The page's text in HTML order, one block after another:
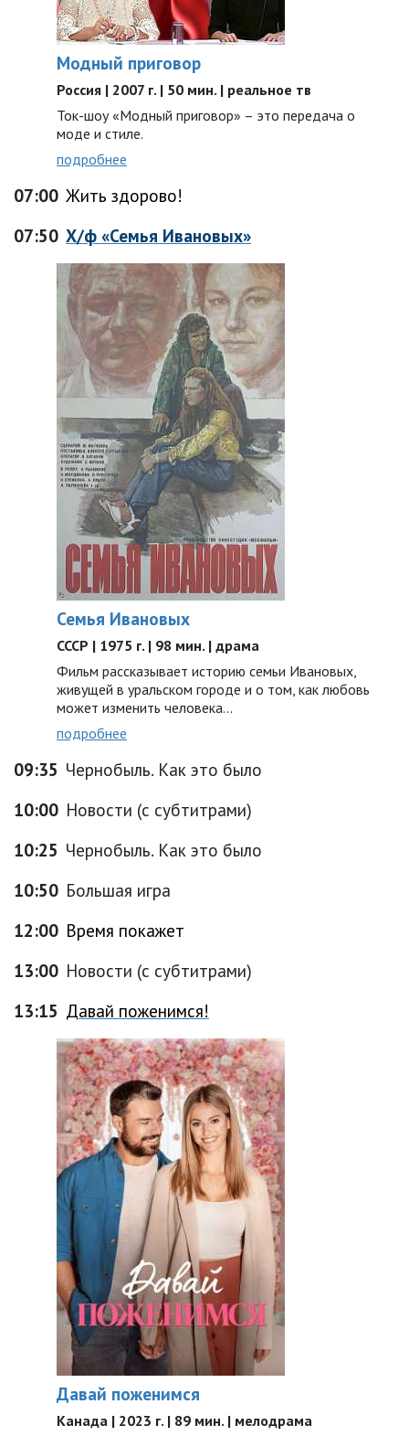
Модный приговор
Россия | 2007 г. | 50 мин. | реальное тв
Ток-шоу «Модный приговор» – это передача о
моде и стиле.
подробнее
07:00 Жить здорово!
07:50 Х/ф «Семья Ивановых»
Семья Ивановых
СССР | 1975 г. | 98 мин. | драма
Фильм рассказывает историю семьи Ивановых,
живущей в уральском городе и о том, как любовь
может изменить человека…
подробнее
09:35 Чернобыль. Как это было
10:00 Новости (с субтитрами)
10:25 Чернобыль. Как это было
10:50 Большая игра
12:00 Время покажет
13:00 Новости (с субтитрами)
13:15 Давай поженимся!
Давай поженимся
Канада | 2023 г. | 89 мин. | мелодрама